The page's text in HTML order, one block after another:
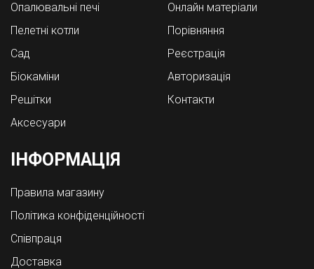
Опалювальні печі
Пелетні котли
Cад
Біокаміни
Решітки
Аксесуари
Онлайн матеріали
Порівняння
Реєстрація
Авторизація
Контакти
ІНФОРМАЦІЯ
Правила магазину
Політика конфіденційності
Співпраця
Доставка